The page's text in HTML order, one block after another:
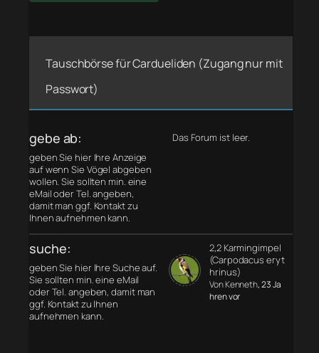
Tauschbörse für Cardueliden (Zugang nur mit
Passwort)
gebe ab:
geben Sie hier Ihre Anzeige
auf wenn Sie Vögel abgeben
wollen. Sie sollten min. eine
eMail oder Tel. angeben,
damit man ggf. Kontakt zu
Ihnen aufnehmen kann.
Das Forum ist leer.
suche:
geben Sie hier Ihre Suche auf.
Sie sollten min. eine eMail
oder Tel. angeben, damit man
ggf. Kontakt zu Ihnen
aufnehmen kann.
2,2 Karmingimpel
(Carpodacus eryt
hrinus)
Von Kenneth, 23 Ja
hren vor